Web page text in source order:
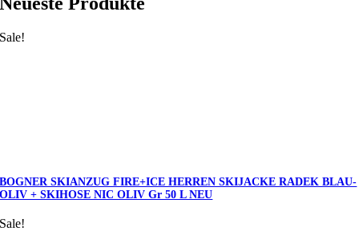
Sale!
BOGNER SKIANZUG FIRE+ICE HERREN SKIJACKE RADEK BLAU-
OLIV + SKIHOSE NIC OLIV Gr 50 L NEU
Sale!